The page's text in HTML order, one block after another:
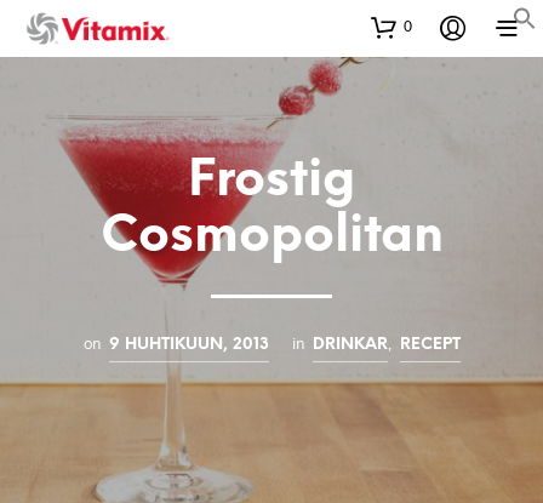
0
Frostig
Cosmopolitan
on 9 HUHTIKUUN, 2013 in DRINKAR RECEPT